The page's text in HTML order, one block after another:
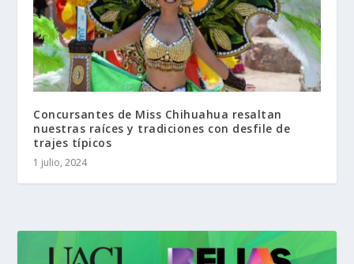
Concursantes de Miss Chihuahua resaltan
nuestras raíces y tradiciones con desfile de
trajes típicos
1 julio, 2024